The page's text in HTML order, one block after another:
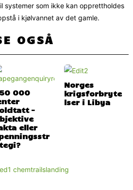
systemer som ikke kan opprettholdes
i kjølvannet av det gamle.
OGSÅ
000
–
eller
Norges
krigsforbryte
lser i Libya